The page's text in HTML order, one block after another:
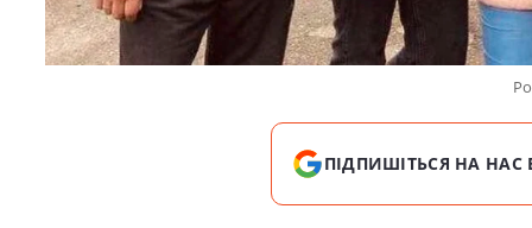
ПІДПИШІТЬСЯ НА НАС В